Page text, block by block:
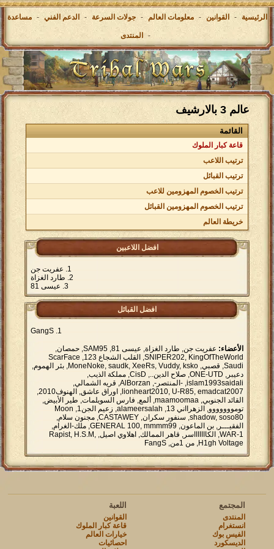
الرئيسية - القوانين - معلومات العالم - جولات السرعة - الدعم الفني - مساعدة
- المنتدى
عالم 3 بالارشيف
القائمة
قاعة كبار الملوك
ترتيب اللاعب
ترتيب القبائل
ترتيب الخصوم المهزومين للاعب
ترتيب الخصوم المهزومين القبائل
خريطة العالم
افضل اللاعبين
عفريت جن
طارد الغزاة
عيسى 81
افضل القبائل
GangS
الأعضاء:
عفريت جن, طارد الغزاة, عيسى 81, SAM95, حمصان,
SNIPER202, KingOfTheWorld, القلب الشجاع 123, ScarFace
Saudi, قصبي, MoneNoke, saudk, XeeRs, Vuddy, ksko, بئر الهموم,
دعيبر, ONE-UTD, صلاح الدين.., CisD, مملكة الذيب,
islam1993saidali, -المنتصر-, AlBorzan, قريه الشمالي,
lionheart2010, U-R85, emadcat2007, اوراق عاشق, الهنوف2010,
القائد الجنوبي, maamoomaa, ألمع, فارس السويلمات, طير الأبيض,
تومووووووو, الزهرااني 13, alameersalah, زعيم الجن1, Moon
shadow, soso80, سنفور سكران, CASTAWEY, مجنون سلام,
الفقيـــر, بن الماعون, GENERAL 100, mmmm99, ملك-الغرام,
WAR-1, الكاااااااسر, قاهر الممالك, اهلاوي اصيل, Rapist, H.S.M,
H1gh Voltage, من 1من, FangS
اللعبة
القوانين
قاعة كبار الملوك
خيارات العالم
احصائيات
المجتمع
المنتدى
انستغرام
الفيس بوك
الديسكورد